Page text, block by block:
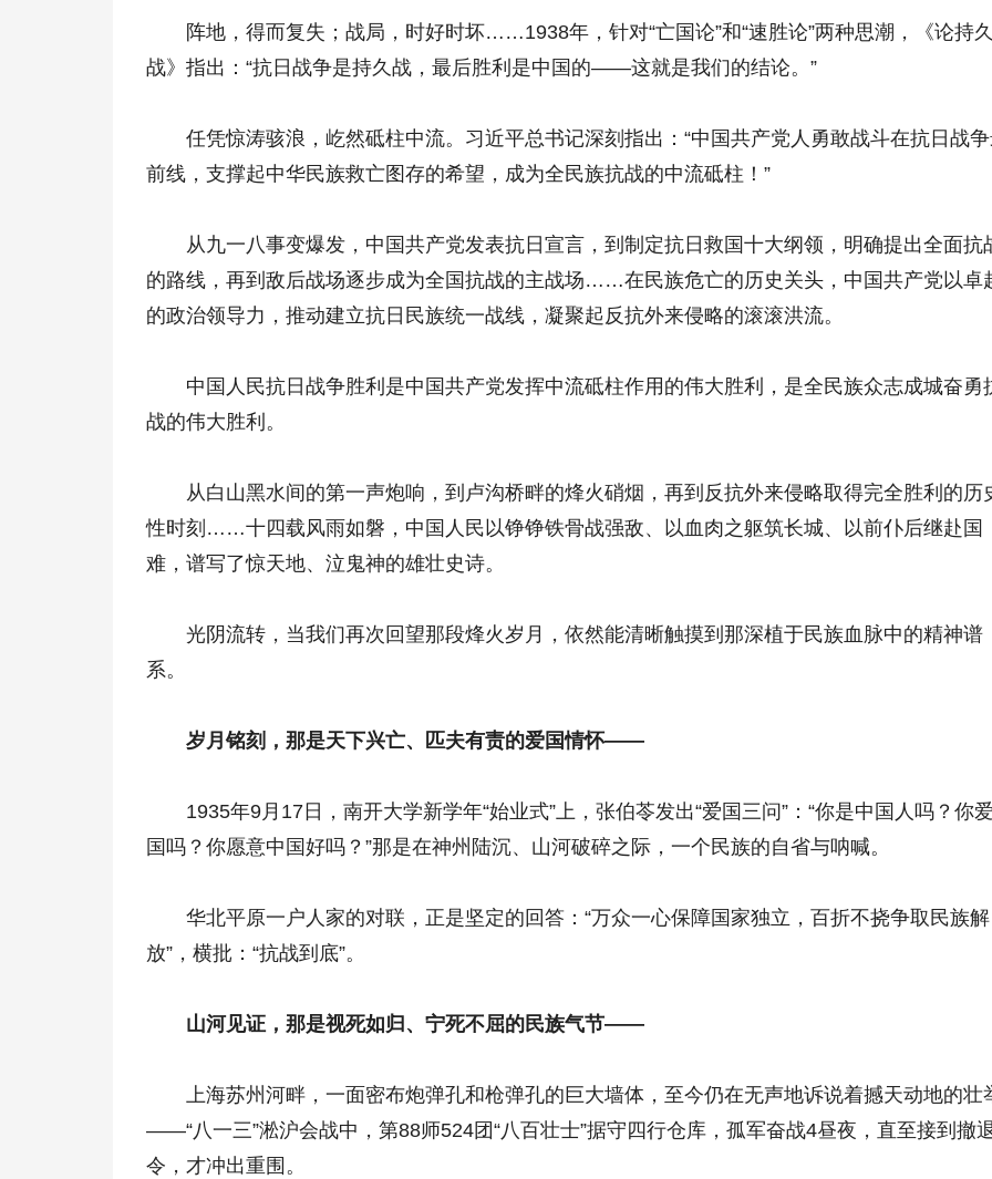
阵地，得而复失；战局，时好时坏……1938年，针对“亡国论”和“速胜论”两种思潮，《论持久
战》指出：“抗日战争是持久战，最后胜利是中国的——这就是我们的结论。”
任凭惊涛骇浪，屹然砥柱中流。习近平总书记深刻指出：“中国共产党人勇敢战斗在抗日战争
前线，支撑起中华民族救亡图存的希望，成为全民族抗战的中流砥柱！”
从九一八事变爆发，中国共产党发表抗日宣言，到制定抗日救国十大纲领，明确提出全面抗
的路线，再到敌后战场逐步成为全国抗战的主战场……在民族危亡的历史关头，中国共产党以卓
的政治领导力，推动建立抗日民族统一战线，凝聚起反抗外来侵略的滚滚洪流。
中国人民抗日战争胜利是中国共产党发挥中流砥柱作用的伟大胜利，是全民族众志成城奋勇
战的伟大胜利。
从白山黑水间的第一声炮响，到卢沟桥畔的烽火硝烟，再到反抗外来侵略取得完全胜利的历
性时刻……十四载风雨如磐，中国人民以铮铮铁骨战强敌、以血肉之躯筑长城、以前仆后继赴国
难，谱写了惊天地、泣鬼神的雄壮史诗。
光阴流转，当我们再次回望那段烽火岁月，依然能清晰触摸到那深植于民族血脉中的精神谱
系。
岁月铭刻，那是天下兴亡、匹夫有责的爱国情怀——
1935年9月17日，南开大学新学年“始业式”上，张伯苓发出“爱国三问”：“你是中国人吗？你
国吗？你愿意中国好吗？”那是在神州陆沉、山河破碎之际，一个民族的自省与呐喊。
华北平原一户人家的对联，正是坚定的回答：“万众一心保障国家独立，百折不挠争取民族解
放”，横批：“抗战到底”。
山河见证，那是视死如归、宁死不屈的民族气节——
上海苏州河畔，一面密布炮弹孔和枪弹孔的巨大墙体，至今仍在无声地诉说着撼天动地的壮
——“八一三”淞沪会战中，第88师524团“八百壮士”据守四行仓库，孤军奋战4昼夜，直至接到撤
令，才冲出重围。